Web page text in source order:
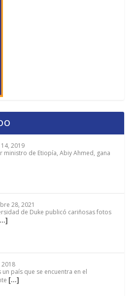
2019
ministro de Etiopía, Abiy Ahmed, gana
28, 2021
de Duke publicó cariñosas fotos
un país que se encuentra en el
[…]